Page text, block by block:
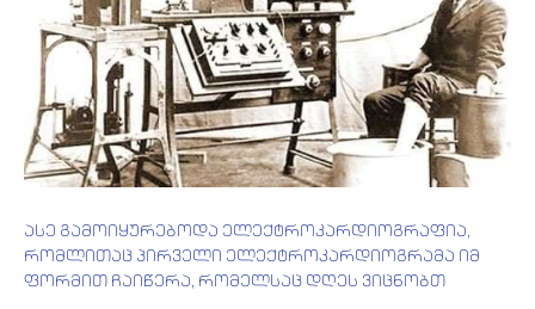
ასე გამოიყურებოდა ელექტროკარდიოგრაფია,
რომლითაც პირველი ელექტროკარდიოგრამა იმ
ფორმით ჩაიწერა, რომელსაც დღეს ვიცნობთ